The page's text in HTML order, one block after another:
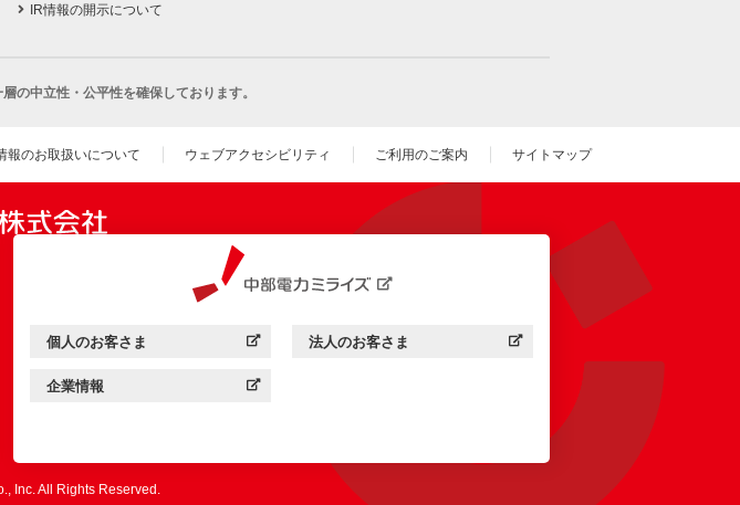
IR情報の開示について
の中立性・公平性を確保しております。
報のお取扱いについて ウェブアクセシビリティ ご利用のご案内 サイトマップ
中部電力ミライズ：
個人のお客さま
（新しいウィンドウを開きます） 中部電力ミライズ：
法人のお客さま
（新しいウィンドウを開きます）
中部電力ミライズ：
企業情報
（新しいウィンドウを開きます）
Inc. All Rights Reserved.